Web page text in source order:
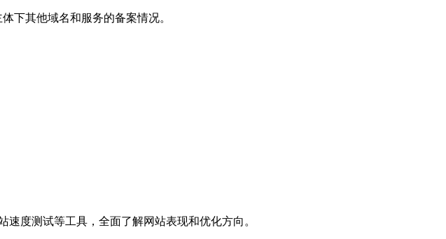
下其他域名和服务的备案情况。
度测试等工具，全面了解网站表现和优化方向。